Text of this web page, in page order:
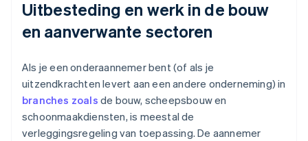
Uitbesteding en werk in de bouw
en aanverwante sectoren
Als je een onderaannemer bent (of als je
uitzendkrachten levert aan een andere onderneming) in
branches zoals de bouw, scheepsbouw en
schoonmaakdiensten, is meestal de
verleggingsregeling van toepassing. De aannemer